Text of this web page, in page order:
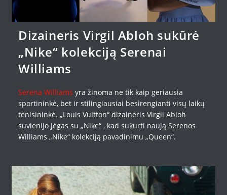
Dizaineris Virgil Abloh sukūrė
„Nike“ kolekciją Serenai
Williams
Serena Williams yra žinoma ne tik kaip geriausia
sportininkė, bet ir stilingiausiai besirengianti visų laikų
tenisininkė. „Louis Vuitton“ dizaineris Virgil Abloh
suvienijo jėgas su „Nike“ , kad sukurti naują Serenos
Williams „Nike“ kolekciją pavadinimu „Queen“.